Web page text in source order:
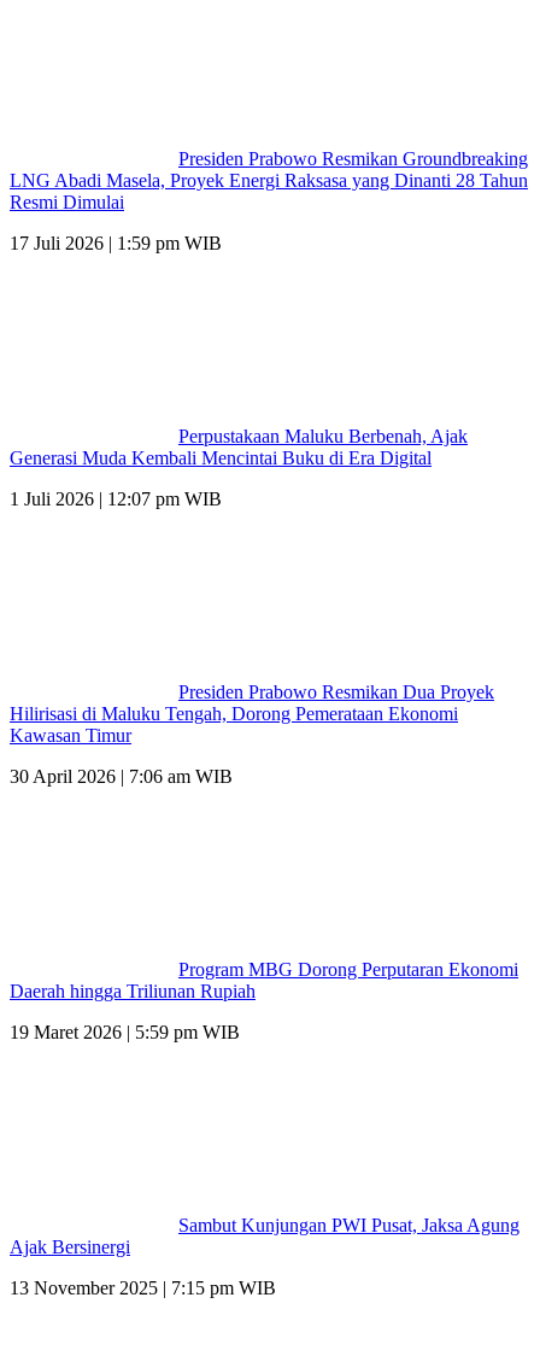
Presiden Prabowo Resmikan Groundbreaking
LNG Abadi Masela, Proyek Energi Raksasa yang Dinanti 28 Tahun
Resmi Dimulai
17 Juli 2026 | 1:59 pm WIB
Perpustakaan Maluku Berbenah, Ajak
Generasi Muda Kembali Mencintai Buku di Era Digital
1 Juli 2026 | 12:07 pm WIB
Presiden Prabowo Resmikan Dua Proyek
Hilirisasi di Maluku Tengah, Dorong Pemerataan Ekonomi
Kawasan Timur
30 April 2026 | 7:06 am WIB
Program MBG Dorong Perputaran Ekonomi
Daerah hingga Triliunan Rupiah
19 Maret 2026 | 5:59 pm WIB
Sambut Kunjungan PWI Pusat, Jaksa Agung
Ajak Bersinergi
13 November 2025 | 7:15 pm WIB